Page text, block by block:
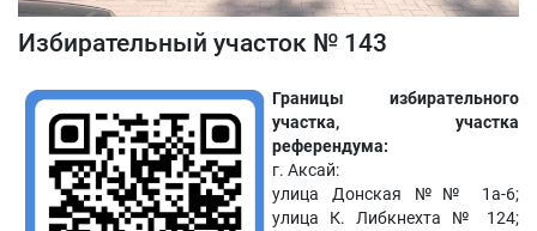
Избирательный участок № 143
Границы избирательного
участка, участка
референдума:
г. Аксай:
улица Донская №№ 1а-6;
улица К. Либкнехта № 124;